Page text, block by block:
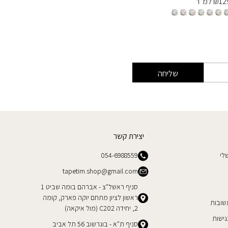
שליחה
יצירת קשר
054-6988559
tapetim.shop@gmail.com
סניף ראשל"צ - אברהם בומה שביט 1
ראשון לציון מתחם יוקה פארק, קומה
2, יחידה C202 (מול איקאה)
סניף ת"א - בוגרשוב 56 תל אביב